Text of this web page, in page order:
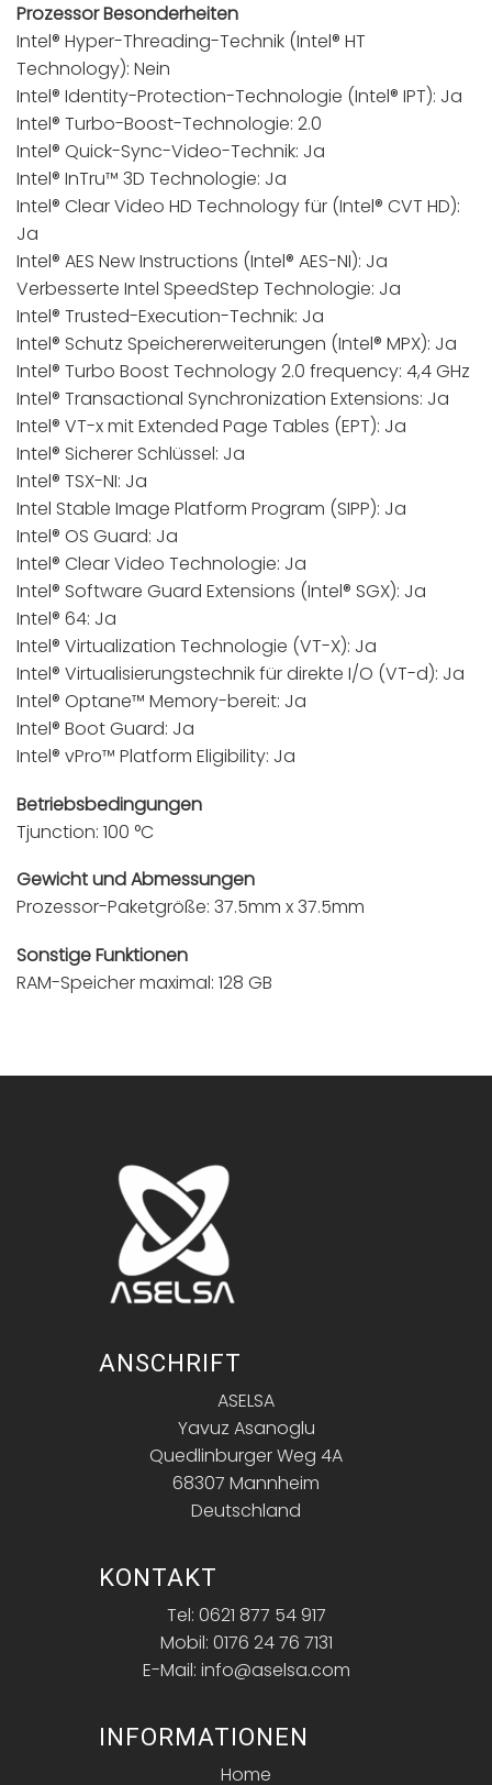
Prozessor Besonderheiten
Intel® Hyper-Threading-Technik (Intel® HT
Technology): Nein
Intel® Identity-Protection-Technologie (Intel® IPT): Ja
Intel® Turbo-Boost-Technologie: 2.0
Intel® Quick-Sync-Video-Technik: Ja
Intel® InTru™ 3D Technologie: Ja
Intel® Clear Video HD Technology für (Intel® CVT HD):
Ja
Intel® AES New Instructions (Intel® AES-NI): Ja
Verbesserte Intel SpeedStep Technologie: Ja
Intel® Trusted-Execution-Technik: Ja
Intel® Schutz Speichererweiterungen (Intel® MPX): Ja
Intel® Turbo Boost Technology 2.0 frequency: 4,4 GHz
Intel® Transactional Synchronization Extensions: Ja
Intel® VT-x mit Extended Page Tables (EPT): Ja
Intel® Sicherer Schlüssel: Ja
Intel® TSX-NI: Ja
Intel Stable Image Platform Program (SIPP): Ja
Intel® OS Guard: Ja
Intel® Clear Video Technologie: Ja
Intel® Software Guard Extensions (Intel® SGX): Ja
Intel® 64: Ja
Intel® Virtualization Technologie (VT-X): Ja
Intel® Virtualisierungstechnik für direkte I/O (VT-d): Ja
Intel® Optane™ Memory-bereit: Ja
Intel® Boot Guard: Ja
Intel® vPro™ Platform Eligibility: Ja
Betriebsbedingungen
Tjunction: 100 °C
Gewicht und Abmessungen
Prozessor-Paketgröße: 37.5mm x 37.5mm
Sonstige Funktionen
RAM-Speicher maximal: 128 GB
ANSCHRIFT
ASELSA
Yavuz Asanoglu
Quedlinburger Weg 4A
68307 Mannheim
Deutschland
KONTAKT
Tel: 0621 877 54 917
Mobil: 0176 24 76 7131
E-Mail: info@aselsa.com
INFORMATIONEN
Home